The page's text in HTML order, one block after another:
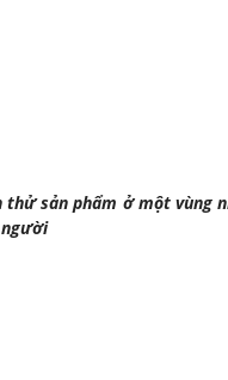
thử sản phẩm ở một
người